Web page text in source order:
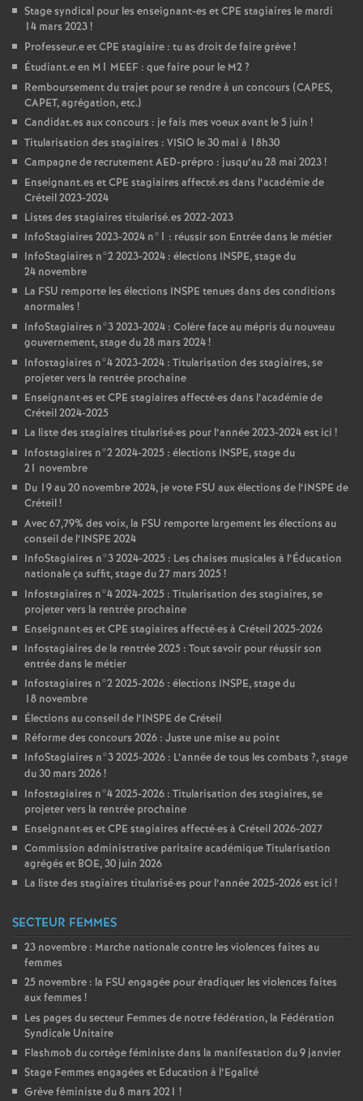
Stage syndical pour les enseignant-es etCPE stagiaires le mardi
14 mars 2023!
Professeur.e etCPE stagiaire : tu as droit de faire grève!
Étudiant.e en M1 MEEF : que faire pour le M2?
Remboursement du trajet pour se rendre à un concours (CAPES,
CAPET, agrégation, etc.)
Candidat.es aux concours : je fais mes voeux avant le 5 juin !
Titularisation des stagiaires : VISIO le 30 mai à 18h30
Campagne de recrutementAED-prépro : jusqu’au 28 mai 2023!
Enseignant.es etCPE stagiaires affecté.es dans l’académie de
Créteil 2023-2024
Listes des stagiaires titularisé.es 2022-2023
InfoStagiaires 2023-2024 n°1 : réussir son Entrée dans le métier
InfoStagiaires n°2 2023-2024 : élections INSPE, stage du
24 novembre
La FSU remporte les élections INSPE tenues dans des conditions
anormales !
InfoStagiaires n°3 2023-2024 : Colère face au mépris du nouveau
gouvernement, stage du 28 mars 2024!
Infostagiaires n°4 2023-2024 : Titularisation des stagiaires, se
projeter vers la rentrée prochaine
Enseignant·es etCPE stagiaires affecté·es dans l’académie de
Créteil 2024-2025
La liste des stagiaires titularisé·es pour l’année 2023-2024 est ici !
Infostagiaires n°2 2024-2025 : élections INSPE, stage du
21 novembre
Du 19 au 20 novembre 2024, je vote FSU aux élections de l’INSPE de
Créteil!
Avec 67,79% des voix, la FSU remporte largement les élections au
conseil de l’INSPE 2024
InfoStagiaires n°3 2024-2025 : Les chaises musicales à l’Éducation
nationale ça suffit, stage du 27 mars 2025!
Infostagiaires n°4 2024-2025 : Titularisation des stagiaires, se
projeter vers la rentrée prochaine
Enseignant·es etCPE stagiaires affecté·es à Créteil 2025-2026
Infostagiaires de la rentrée 2025 : Tout savoir pour réussir son
entrée dans le métier
Infostagiaires n°2 2025-2026 : élections INSPE, stage du
18 novembre
Élections au conseil de l’INSPE de Créteil
Réforme des concours 2026 : Juste une mise au point
InfoStagiaires n°3 2025-2026 : L’année de tous les combats ?, stage
du 30 mars 2026!
Infostagiaires n°4 2025-2026 : Titularisation des stagiaires, se
projeter vers la rentrée prochaine
Enseignant·es etCPE stagiaires affecté·es à Créteil 2026-2027
Commission administrative paritaire académique Titularisation
agrégés et BOE, 30 juin 2026
La liste des stagiaires titularisé·es pour l’année 2025-2026 est ici !
SECTEUR FEMMES
23 novembre : Marche nationale contre les violences faites au
femmes
25 novembre : la FSU engagée pour éradiquer les violences faites
aux femmes !
Les pages du secteur Femmes de notre fédération, la Fédération
Syndicale Unitaire
Flashmob du cortège féministe dans la manifestation du 9 janvier
Stage Femmes engagées et Education à l’Egalité
Grève féministe du 8 mars 2021 !